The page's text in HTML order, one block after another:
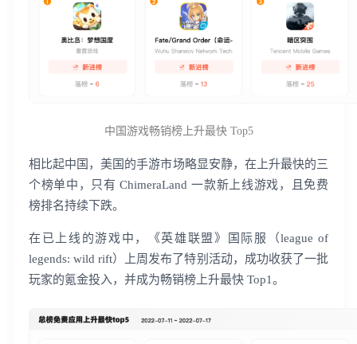
中国游戏畅销榜上升最快 Top5
相比起中国，美国的手游市场略显安静，在上升最快的三
个榜单中，只有 ChimeraLand 一款新上线游戏，且免费
榜排名持续下跌。
在已上线的游戏中，《英雄联盟》国际服（league of
legends: wild rift）上周发布了特别活动，成功收获了一批
玩家的氪金投入，并成为畅销榜上升最快 Top1。